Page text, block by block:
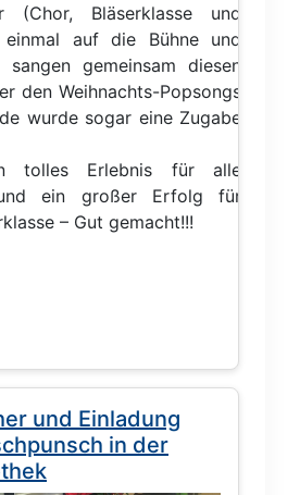
(Chor, Bläserklasse und
auf die Bühne und
gemeinsam diesen
den Weihnachts-Popsongs
wurde sogar eine Zugabe
tolles Erlebnis für alle
ein großer Erfolg für
– Gut gemacht!!!
und Einladung
in der